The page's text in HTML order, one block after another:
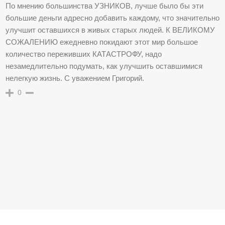
По мнению большинства УЗНИКОВ, лучше было бы эти
большие деньги адресно добавить каждому, что значительно
улучшит оставшихся в живых старых людей. К ВЕЛИКОМУ
СОЖАЛЕНИЮ ежедневно покидают этот мир большое
количество переживших КАТАСТРОФУ, надо
незамедлительно подумать, как улучшить оставшимися
нелегкую жизнь. С уважением Григорий.
0